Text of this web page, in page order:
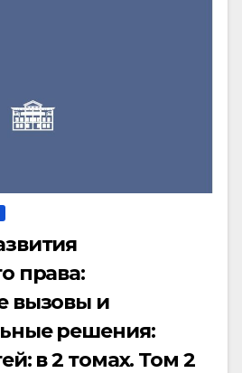
права:
вызовы и
решения:
в 2 томах. Том 2